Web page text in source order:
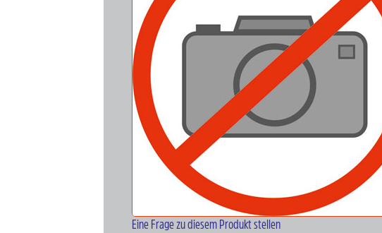
Eine Frage zu diesem Produkt stellen